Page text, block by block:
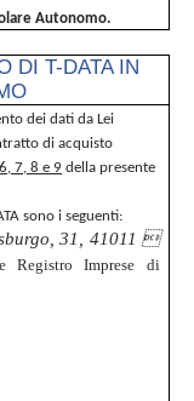
Autonomo.
DI T-DATA IN
dei dati da Lei
di acquisto
7, 8 e 9 della presente
sono i seguenti:
31, 41011 
Registro Imprese di